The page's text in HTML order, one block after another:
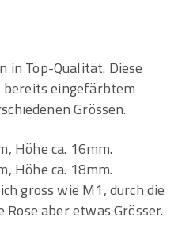
in Top-Qualität. Diese
bereits eingefärbtem
Grössen.
Höhe ca. 16mm.
Höhe ca. 18mm.
gross wie M1, durch die
aber etwas Grösser.